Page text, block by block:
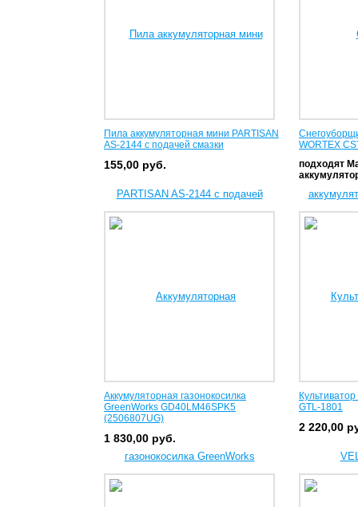
Пила аккумуляторная мини PARTISAN
AS-2144 с подачей смазки
155,00 руб.
WORTEX
подходят
Аккумуляторная газонокосилка
GreenWorks GD40LM46SPK5
(2506807UG)
1 830,00 руб.
GTL-1801
2 220,00